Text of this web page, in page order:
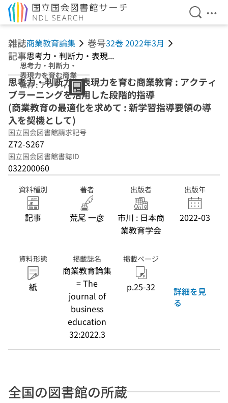
検索を
メ
雑誌商業教育論集 巻号32巻 2022年3月
記事思考力・判断力・表現...
思考力・判断力・
表現力を育む商業
教育 : アクティブ
ラーニングを活用
した段階的指導
(商業教育の最適
化を求めて : 新学
習指導要領の導入
を契機として)
思考力・判断力・表現力を育む商業教育 : アクティ
ブラーニングを活用した段階的指導
(商業教育の最適化を求めて : 新学習指導要領の導
入を契機として)
国立国会図書館請求記号
Z72-S267
国立国会図書館書誌ID
032200060
資料種別
記事
著者
荒尾 一彦
出版者
市川 : 日本商
業教育学会
出版年
2022-03
資料形態
紙
掲載誌名
商業教育論集
= The
journal of
business
education
32:2022.3
掲載ページ
p.25-32
詳細を見
る
全国の図書館の所蔵